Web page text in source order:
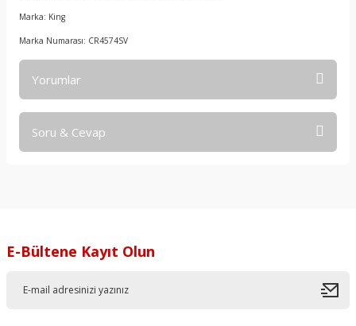
Marka: King
Marka Numarası: CR4574SV
Yorumlar
Soru & Cevap
E-Bültene Kayıt Olun